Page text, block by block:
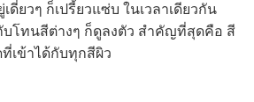
ดี่ยวๆ ก็เปรี้ยวแซ่บ ในเวลาเดียวกัน
บโทนสีต่างๆ ก็ดูลงตัว สำคัญที่สุดคือ สี
ที่เข้าได้กับทุกสีผิว